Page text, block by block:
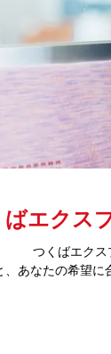
エクス
つくばエクス
、あなたの希望に